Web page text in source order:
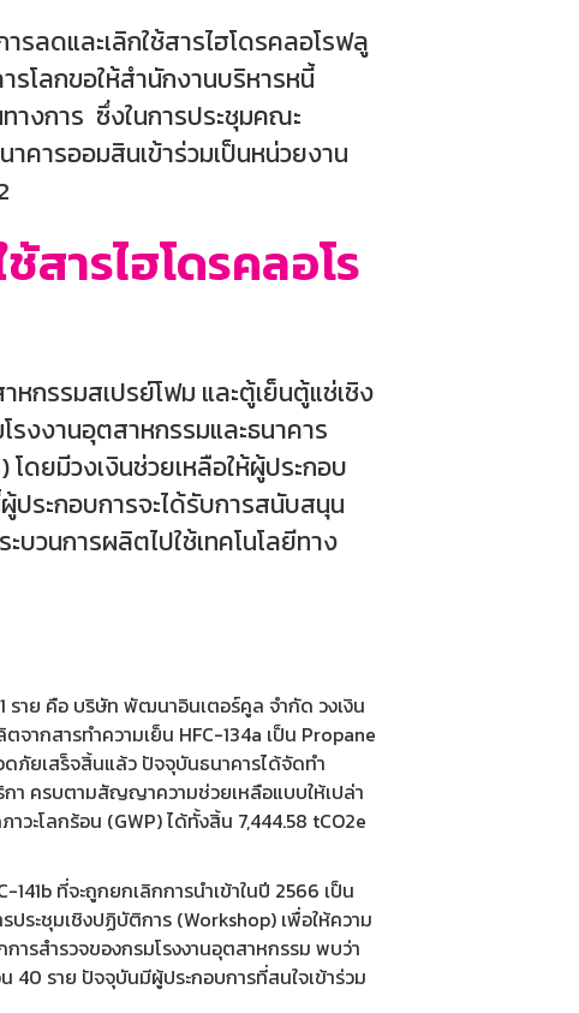
รลดและเลิกใช้สารไฮโดรคลอโรฟลู
รโลกขอให้สำนักงานบริหารหนี้
างการ ซึ่งในการประชุมคณะ
คารออมสินเข้าร่วมเป็นหน่วยงาน
ารไฮโดรคลอโร
หกรรมสเปรย์โฟม และตู้เย็นตู้แช่เชิง
งงานอุตสาหกรรมและธนาคาร
โดยมีวงเงินช่วยเหลือให้ผู้ประกอบ
ประกอบการจะได้รับการสนับสนุน
บวนการผลิตไปใช้เทคโนโลยีทาง
ราย คือ บริษัท พัฒนาอินเตอร์คูล จำกัด วงเงิน
จากสารทำความเย็น HFC-134a เป็น Propane
ยเสร็จสิ้นแล้ว ปัจจุบันธนาคารได้จัดทำ
กา ครบตามสัญญาความช่วยเหลือแบบให้เปล่า
วะโลกร้อน (GWP) ได้ทั้งสิ้น 7,444.58 tCO2e
ที่จะถูกยกเลิกการนำเข้าในปี 2566 เป็น
ระชุมเชิงปฏิบัติการ (Workshop) เพื่อให้ความ
ารสำรวจของกรมโรงงานอุตสาหกรรม พบว่า
40 ราย ปัจจุบันมีผู้ประกอบการที่สนใจเข้าร่วม